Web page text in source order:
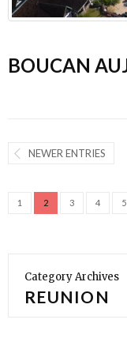
BOUCAN
NEWER ENTRIES
1 2 3 4 5
Category Archives
REUNION